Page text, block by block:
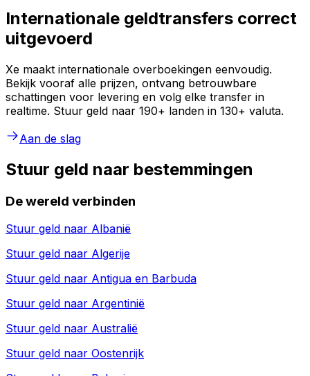
Internationale geldtransfers correct
uitgevoerd
Xe maakt internationale overboekingen eenvoudig.
Bekijk vooraf alle prijzen, ontvang betrouwbare
schattingen voor levering en volg elke transfer in
realtime. Stuur geld naar 190+ landen in 130+ valuta.
Aan de slag
Stuur geld naar bestemmingen
De wereld verbinden
Stuur geld naar Albanië
Stuur geld naar Algerije
Stuur geld naar Antigua en Barbuda
Stuur geld naar Argentinië
Stuur geld naar Australië
Stuur geld naar Oostenrijk